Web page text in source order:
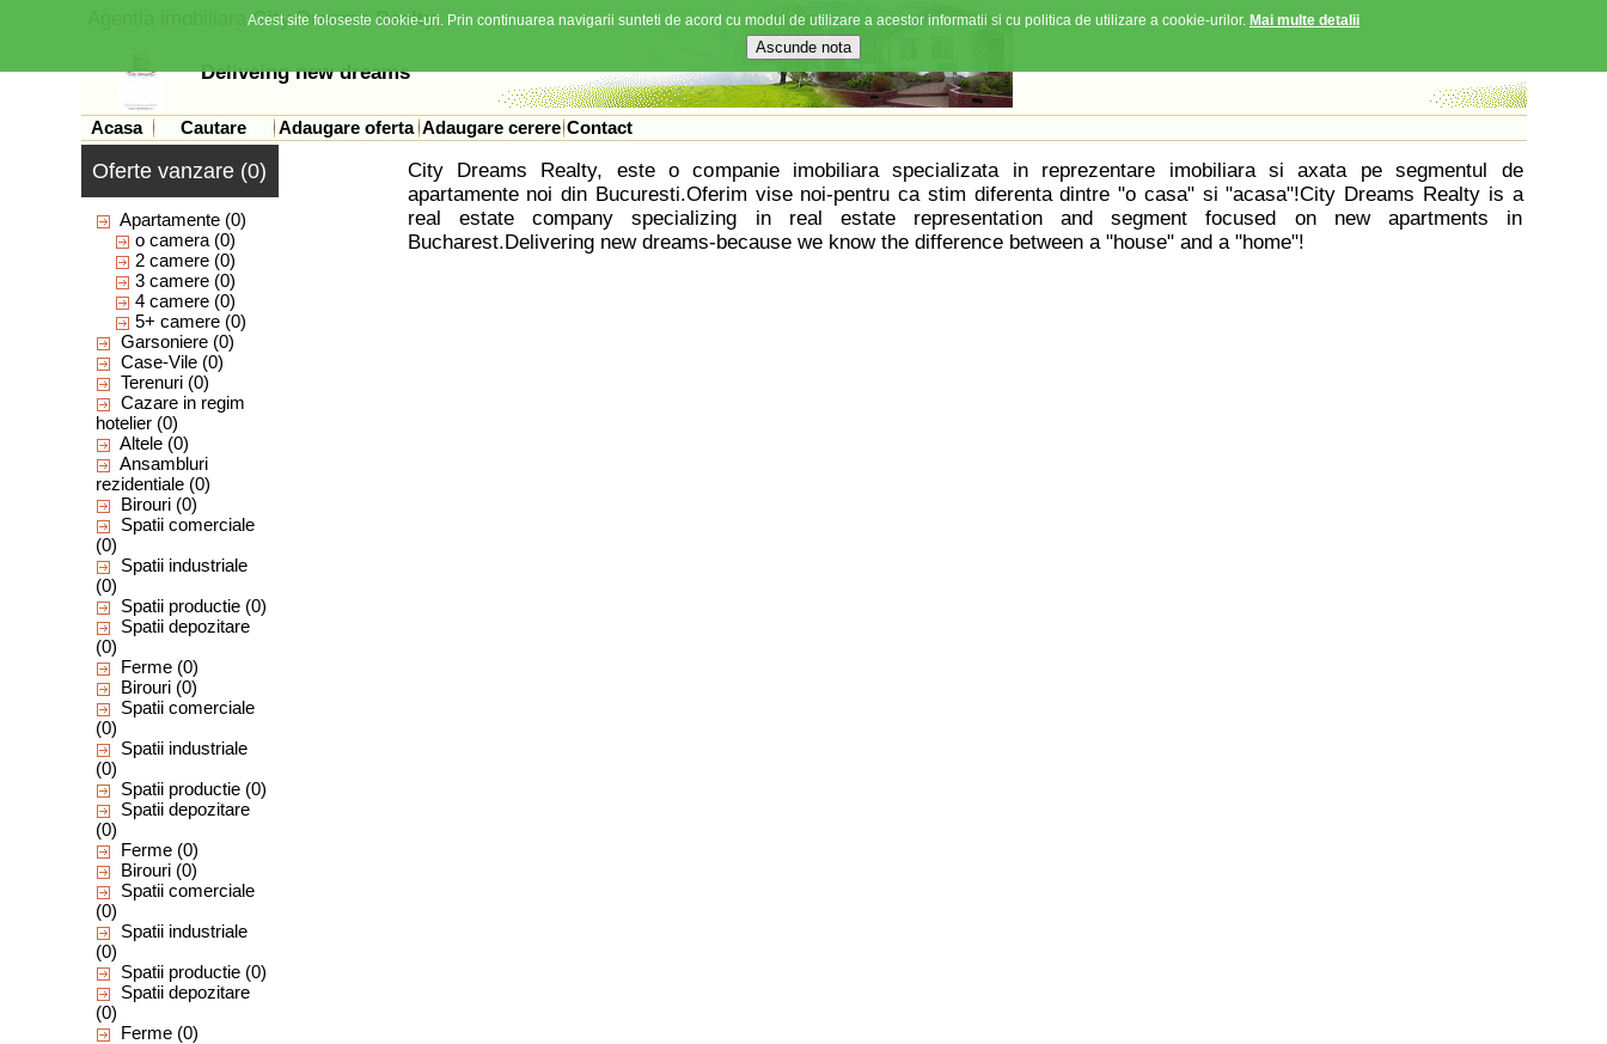
Agentia imobiliaraCity Dreams Realty
Deliveing new dreams
Acasa Cautare Adaugare oferta Adaugare cerere Contact
Oferte vanzare (0)
Apartamente(0)
o camera(0)
2 camere(0)
3 camere(0)
4 camere(0)
5+ camere(0)
Garsoniere(0)
Case-Vile(0)
Terenuri(0)
Cazare in regim
hotelier(0)
Altele(0)
Ansambluri
rezidentiale(0)
Birouri(0)
Spatii comerciale
(0)
Spatii industriale
(0)
Spatii productie(0)
Spatii depozitare
(0)
Ferme(0)
Birouri(0)
Spatii comerciale
(0)
Spatii industriale
(0)
Spatii productie(0)
Spatii depozitare
(0)
Ferme(0)
Birouri(0)
Spatii comerciale
(0)
Spatii industriale
(0)
Spatii productie(0)
Spatii depozitare
(0)
Ferme(0)
City Dreams Realty, este o companie imobiliara specializata in reprezentare imobiliara si axata pe segmentul de
apartamente noi din Bucuresti.Oferim vise noi-pentru ca stim diferenta dintre "o casa" si "acasa"!City Dreams Realty is a
real estate company specializing in real estate representation and segment focused on new apartments in
Bucharest.Delivering new dreams-because we know the difference between a "house" and a "home"!
Acest site foloseste cookie-uri. Prin continuarea navigarii sunteti de acord cu modul de utilizare a acestor informatii si cu politica de utilizare a cookie-urilor. Mai multe detalii